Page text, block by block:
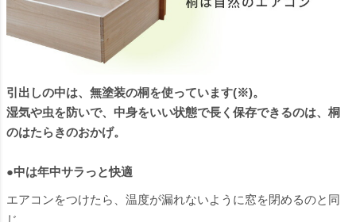
引出しの中は、無塗装の桐を使っています(※)。
湿気や虫を防いで、中身をいい状態で長く保存できるのは、桐
のはたらきのおかげ。
●中は年中サラっと快適
エアコンをつけたら、温度が漏れないように窓を閉めるのと同
じ。